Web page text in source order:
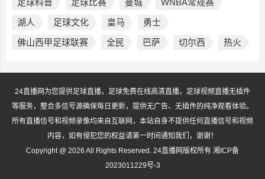
足球科普
足球比赛 曼城
WNBA常规赛
湖人
足球文化 皇马
勇士
佛山西甲足球联赛
全民 巴萨 切尔西 热火
24直播网为您提供足球直播，足球免费在线高清直播，足球视频直播无插件
等服务，整合多信号源确保每日更新，提供无广告、无插件的纯净观看体验。
所有直播信号和视频录像均来自互联网，本站自身不提供任何直播信号和视频
内容，如有侵犯您的权益请第一时间通知我们，谢谢！
Copyright @ 2026 All Rights Reserved. 24直播网版权所有 湘ICP备
2023011229号-3